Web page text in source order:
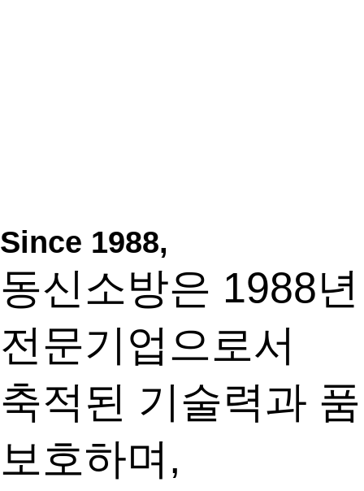
Since 1988,
동신소방은 1988
전문기업으로서
축적된 기술력과
보호하며,